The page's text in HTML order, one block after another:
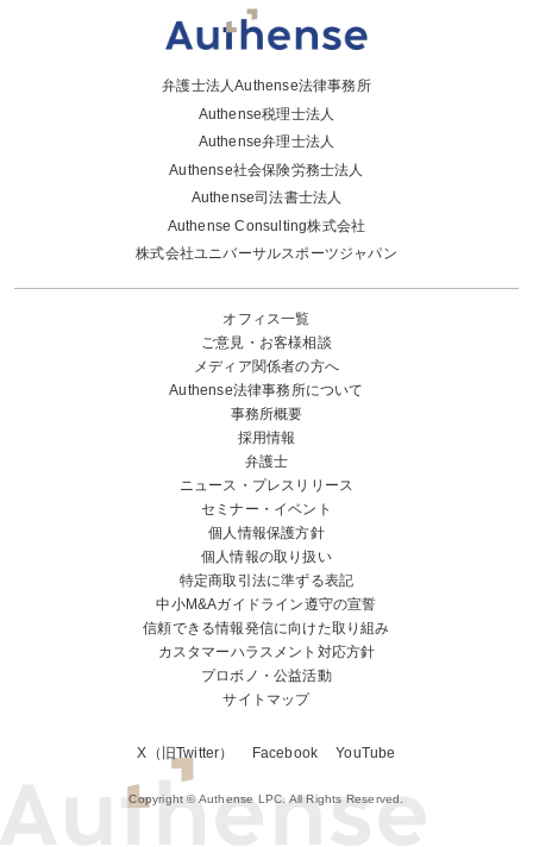
弁護士法人Authense法律事務所
Authense税理士法人
Authense弁理士法人
Authense社会保険労務士法人
Authense司法書士法人
Authense Consulting株式会社
株式会社ユニバーサルスポーツジャパン
オフィス一覧
ご意見・お客様相談
メディア関係者の方へ
Authense法律事務所について
事務所概要
採用情報
弁護士
ニュース・プレスリリース
セミナー・イベント
個人情報保護方針
個人情報の取り扱い
特定商取引法に準ずる表記
中小M&Aガイドライン遵守の宣誓
信頼できる情報発信に向けた取り組み
カスタマーハラスメント対応方針
プロボノ・公益活動
サイトマップ
X（旧Twitter） Facebook YouTube
Copyright © Authense LPC. All Rights Reserved.